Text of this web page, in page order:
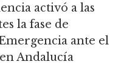
activó a las
la fase de
ante el
Andalucía